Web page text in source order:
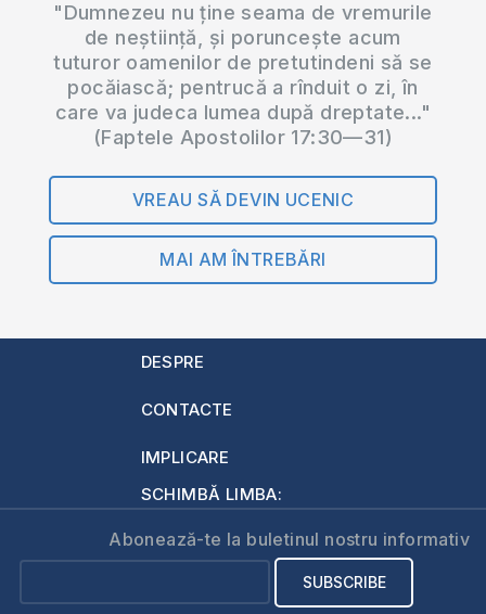
"Dumnezeu nu ține seama de vremurile
de neștiință, și poruncește acum
tuturor oamenilor de pretutindeni să se
pocăiască; pentrucă a rînduit o zi, în
care va judeca lumea după dreptate..."
(Faptele Apostolilor 17:30—31)
VREAU SĂ DEVIN UCENIC
MAI AM ÎNTREBĂRI
DESPRE
CONTACTE
IMPLICARE
SCHIMBĂ LIMBA:
Abonează-te la buletinul nostru informativ